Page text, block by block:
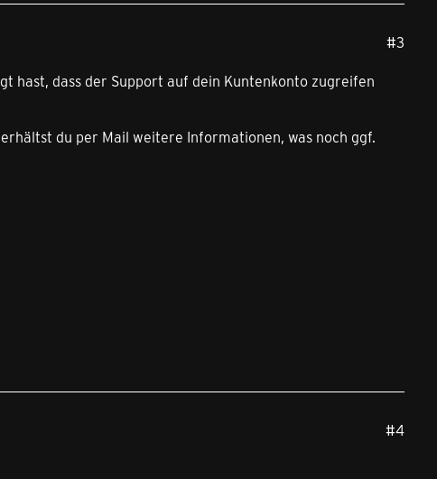
#3
hast, dass der Support auf dein Kuntenkonto zugreifen
du per Mail weitere Informationen, was noch ggf.
#4